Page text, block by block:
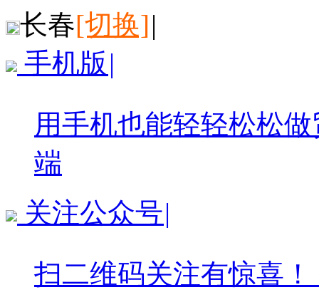
长春[切换]|
手机版 |
用手机也能轻轻松松
端
关注公众号|
扫二维码关注有惊喜！